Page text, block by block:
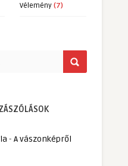
Vélemény (7)
- A vászonképről